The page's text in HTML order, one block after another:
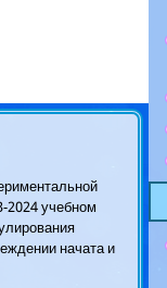
2024учебном
начата и